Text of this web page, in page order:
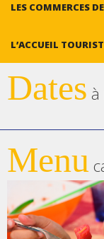
LES COMMERCES
L’ACCUEIL
Dates
Menu